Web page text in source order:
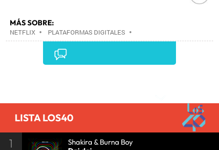
MÁS SOBRE:
NETFLIX • PLATAFORMAS DIGITALES •
TELEVISIÓN IP•TELEVISIÓN•INTERNET•
•ECONOMÍA
MEDIOS COMUNICACIÓN•COMUNICACIONES•
LISTA LOS40
1
Shakira & Burna Boy